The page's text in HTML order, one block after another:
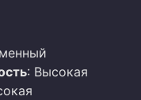
: Высокая